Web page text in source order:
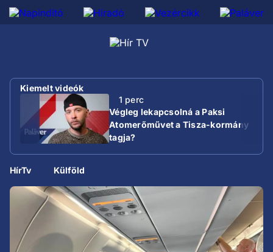
Kiemelt videók
1 perc
Végleg lekapcsolná a Paksi
Atomerőművet a Tisza-kormány
tagja?
HírTv Külföld